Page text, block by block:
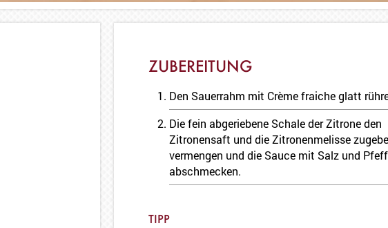
ZUBEREITUNG
Den Sauerrahm mit Crème fraiche glatt
Die fein abgeriebene Schale der Zitrone den
Zitronensaft und die Zitronenmelisse
vermengen und die Sauce mit Salz und
abschmecken.
TIPP